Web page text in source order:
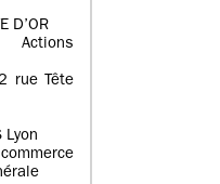
D’OR
rue Tête